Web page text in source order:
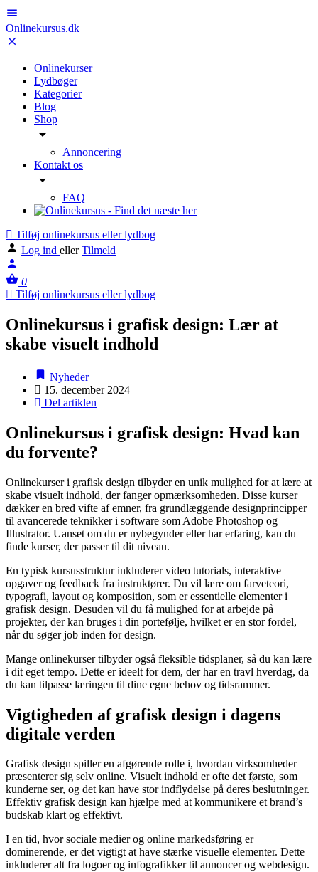
Onlinekursus.dk
Onlinekurser
Lydbøger
Kategorier
Blog
Shop
Annoncering
Kontakt os
FAQ
Tilføj onlinekursus eller lydbog
Log ind eller Tilmeld
0
Tilføj onlinekursus eller lydbog
Onlinekursus i grafisk design: Lær at
skabe visuelt indhold
Nyheder
15. december 2024
Del artiklen
Onlinekursus i grafisk design: Hvad kan
du forvente?
Onlinekurser i grafisk design tilbyder en unik mulighed for at lære at
skabe visuelt indhold, der fanger opmærksomheden. Disse kurser
dækker en bred vifte af emner, fra grundlæggende designprincipper
til avancerede teknikker i software som Adobe Photoshop og
Illustrator. Uanset om du er nybegynder eller har erfaring, kan du
finde kurser, der passer til dit niveau.
En typisk kursusstruktur inkluderer video tutorials, interaktive
opgaver og feedback fra instruktører. Du vil lære om farveteori,
typografi, layout og komposition, som er essentielle elementer i
grafisk design. Desuden vil du få mulighed for at arbejde på
projekter, der kan bruges i din portefølje, hvilket er en stor fordel,
når du søger job inden for design.
Mange onlinekurser tilbyder også fleksible tidsplaner, så du kan lære
i dit eget tempo. Dette er ideelt for dem, der har en travl hverdag, da
du kan tilpasse læringen til dine egne behov og tidsrammer.
Vigtigheden af grafisk design i dagens
digitale verden
Grafisk design spiller en afgørende rolle i, hvordan virksomheder
præsenterer sig selv online. Visuelt indhold er ofte det første, som
kunderne ser, og det kan have stor indflydelse på deres beslutninger.
Effektiv grafisk design kan hjælpe med at kommunikere et brand’s
budskab klart og effektivt.
I en tid, hvor sociale medier og online markedsføring er
dominerende, er det vigtigt at have stærke visuelle elementer. Dette
inkluderer alt fra logoer og infografikker til annoncer og webdesign.